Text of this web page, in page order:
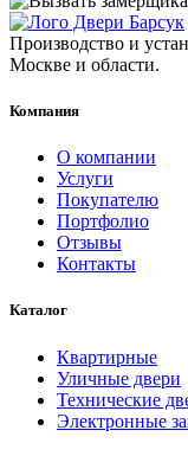
Производство и
Москве и области.
Компания
О компании
Услуги
Покупателю
Портфолио
Отзывы
Контакты
Каталог
Квартирные
Уличные двери
Технические
Электронные